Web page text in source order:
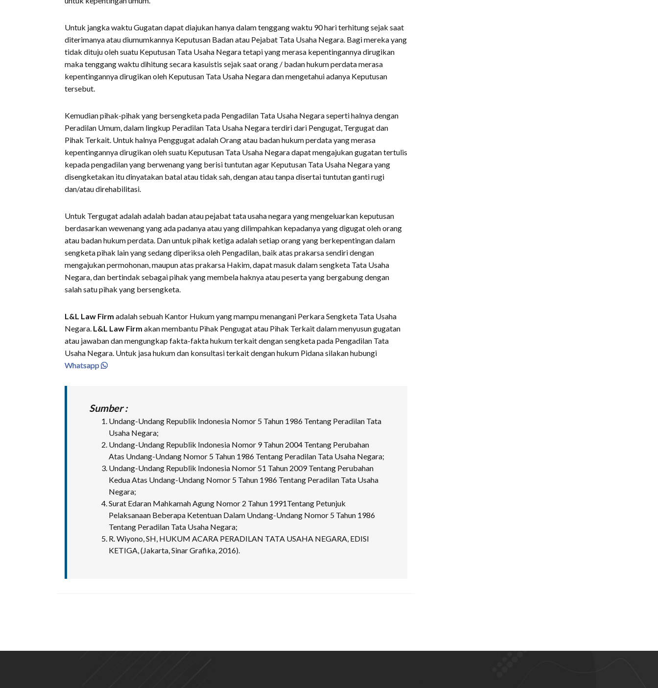
Untuk jangka waktu Gugatan dapat diajukan hanya dalam tenggang waktu 90 hari terhitung sejak saat
diterimanya atau diumumkannya Keputusan Badan atau Pejabat Tata Usaha Negara. Bagi mereka yang
tidak dituju oleh suatu Keputusan Tata Usaha Negara tetapi yang merasa kepentingannya dirugikan
maka tenggang waktu dihitung secara kasuistis sejak saat orang / badan hukum perdata merasa
kepentingannya dirugikan oleh Keputusan Tata Usaha Negara dan mengetahui adanya Keputusan
tersebut.
Kemudian pihak-pihak yang bersengketa pada Pengadilan Tata Usaha Negara seperti halnya dengan
Peradilan Umum, dalam lingkup Peradilan Tata Usaha Negara terdiri dari Pengugat, Tergugat dan
Pihak Terkait. Untuk halnya Penggugat adalah Orang atau badan hukum perdata yang merasa
kepentingannya dirugikan oleh suatu Keputusan Tata Usaha Negara dapat mengajukan gugatan tertulis
kepada pengadilan yang berwenang yang berisi tuntutan agar Keputusan Tata Usaha Negara yang
disengketakan itu dinyatakan batal atau tidak sah, dengan atau tanpa disertai tuntutan ganti rugi
dan/atau direhabilitasi.
Untuk Tergugat adalah adalah badan atau pejabat tata usaha negara yang mengeluarkan keputusan
berdasarkan wewenang yang ada padanya atau yang dilimpahkan kepadanya yang digugat oleh orang
atau badan hukum perdata. Dan untuk pihak ketiga adalah setiap orang yang berkepentingan dalam
sengketa pihak lain yang sedang diperiksa oleh Pengadilan, baik atas prakarsa sendiri dengan
mengajukan permohonan, maupun atas prakarsa Hakim, dapat masuk dalam sengketa Tata Usaha
Negara, dan bertindak sebagai pihak yang membela haknya atau peserta yang bergabung dengan
salah satu pihak yang bersengketa.
L&L Law Firm adalah sebuah Kantor Hukum yang mampu menangani Perkara Sengketa Tata Usaha
Negara. L&L Law Firm akan membantu Pihak Pengugat atau Pihak Terkait dalam menyusun gugatan
atau jawaban dan mengungkap fakta-fakta hukum terkait dengan sengketa pada Pengadilan Tata
Usaha Negara. Untuk jasa hukum dan konsultasi terkait dengan hukum Pidana silakan hubungi
Whatsapp
Sumber :
Undang-Undang Republik Indonesia Nomor 5 Tahun 1986 Tentang Peradilan Tata
Usaha Negara;
Undang-Undang Republik Indonesia Nomor 9 Tahun 2004 Tentang Perubahan
Atas Undang-Undang Nomor 5 Tahun 1986 Tentang Peradilan Tata Usaha Negara;
Undang-Undang Republik Indonesia Nomor 51 Tahun 2009 Tentang Perubahan
Kedua Atas Undang-Undang Nomor 5 Tahun 1986 Tentang Peradilan Tata Usaha
Negara;
Surat Edaran Mahkamah Agung Nomor 2 Tahun 1991Tentang Petunjuk
Pelaksanaan Beberapa Ketentuan Dalam Undang-Undang Nomor 5 Tahun 1986
Tentang Peradilan Tata Usaha Negara;
R. Wiyono, SH, HUKUM ACARA PERADILAN TATA USAHA NEGARA, EDISI
KETIGA, (Jakarta, Sinar Grafika, 2016).